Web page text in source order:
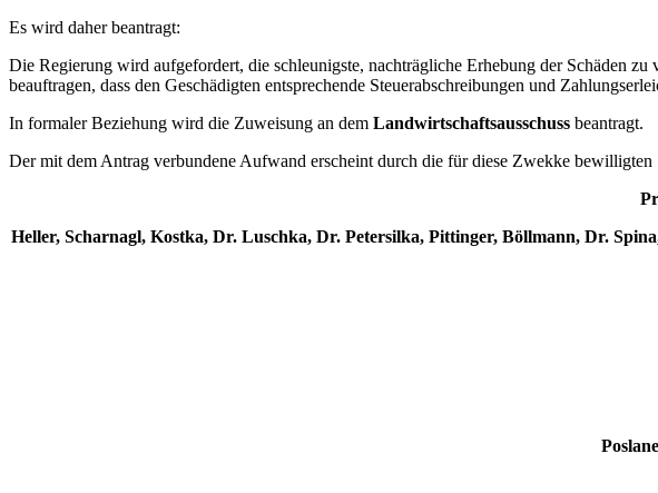
Es wird daher beantragt:
Die Regierung wird aufgefordert, die schleunigste, nachträgliche Erhebung der Schäden
beauftragen, dass den Geschädigten entsprechende Steuerabschreibungen und
In formaler Beziehung wird die Zuweisung an dem Landwirtschaftsausschuss beantragt.
Der mit dem Antrag verbundene Aufwand erscheint durch die für diese Zwekke bewilligten
Heller, Scharnagl, Kostka, Dr. Luschka, Dr. Petersilka, Pittinger, Böllmann, Dr.